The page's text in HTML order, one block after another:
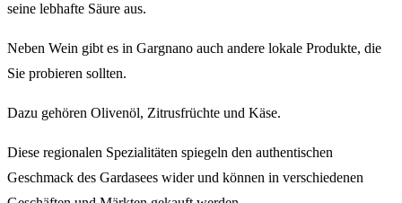
seine lebhafte Säure aus.
Neben Wein gibt es in Gargnano auch andere lokale Produkte, die
Sie probieren sollten.
Dazu gehören Olivenöl, Zitrusfrüchte und Käse.
Diese regionalen Spezialitäten spiegeln den authentischen
Geschmack des Gardasees wider und können in verschiedenen